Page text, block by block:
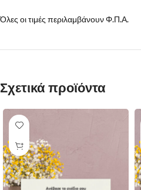
Όλες οι τιμές περιλαμβάνουν Φ.Π.Α.
Σχετικά προϊόντα